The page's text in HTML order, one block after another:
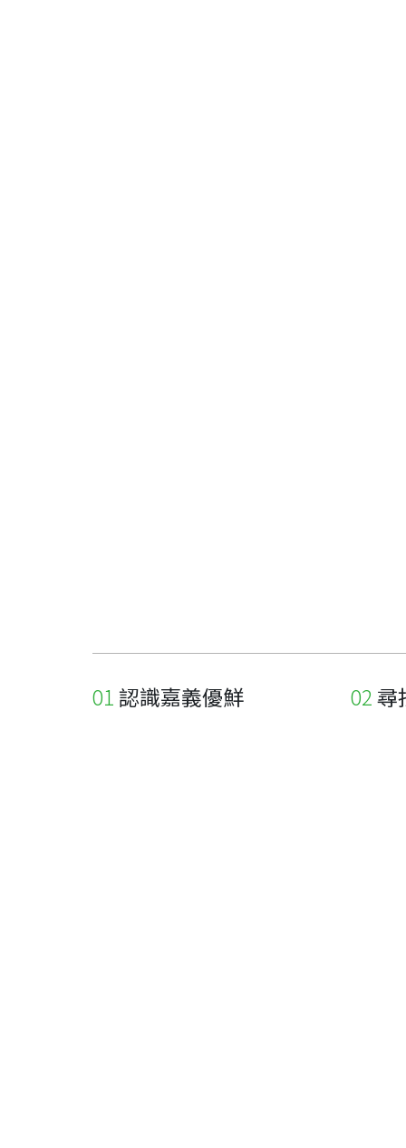
認識嘉義優鮮 尋